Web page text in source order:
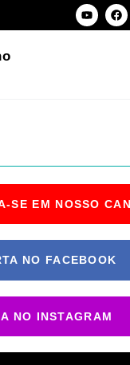
SE EM NOSSO
NO FACEBOOK
NO INSTAGRAM